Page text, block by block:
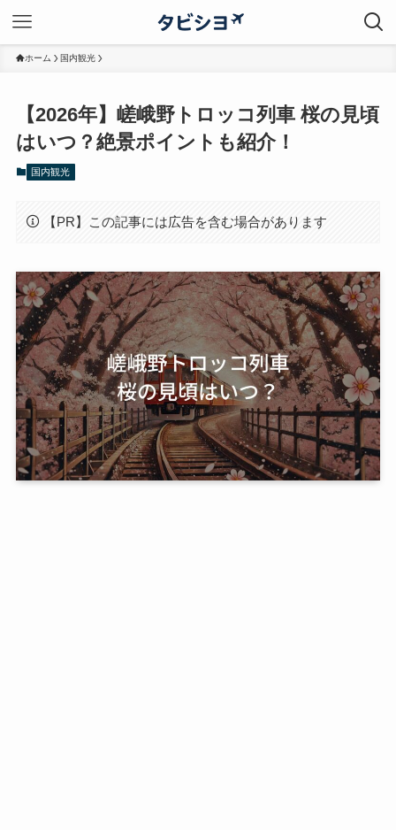
ホーム 国内観光
【2026年】嵯峨野トロッコ列車 桜の見頃
はいつ？絶景ポイントも紹介！
国内観光
【PR】この記事には広告を含む場合があります